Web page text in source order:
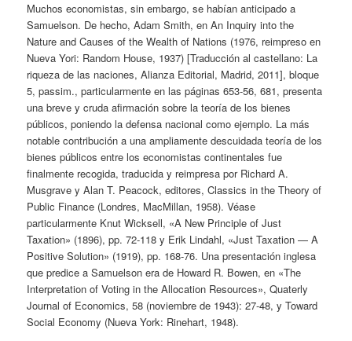
Muchos economistas, sin embargo, se habían anticipado a
Samuelson. De hecho, Adam Smith, en An Inquiry into the
Nature and Causes of the Wealth of Nations (1976, reimpreso en
Nueva Yori: Random House, 1937) [Traducción al castellano: La
riqueza de las naciones, Alianza Editorial, Madrid, 2011], bloque
5, passim., particularmente en las páginas 653-56, 681, presenta
una breve y cruda afirmación sobre la teoría de los bienes
públicos, poniendo la defensa nacional como ejemplo. La más
notable contribución a una ampliamente descuidada teoría de los
bienes públicos entre los economistas continentales fue
finalmente recogida, traducida y reimpresa por Richard A.
Musgrave y Alan T. Peacock, editores, Classics in the Theory of
Public Finance (Londres, MacMillan, 1958). Véase
particularmente Knut Wicksell, «A New Principle of Just
Taxation» (1896), pp. 72-118 y Erik Lindahl, «Just Taxation — A
Positive Solution» (1919), pp. 168-76. Una presentación inglesa
que predice a Samuelson era de Howard R. Bowen, en «The
Interpretation of Voting in the Allocation Resources», Quaterly
Journal of Economics, 58 (noviembre de 1943): 27-48, y Toward
Social Economy (Nueva York: Rinehart, 1948).